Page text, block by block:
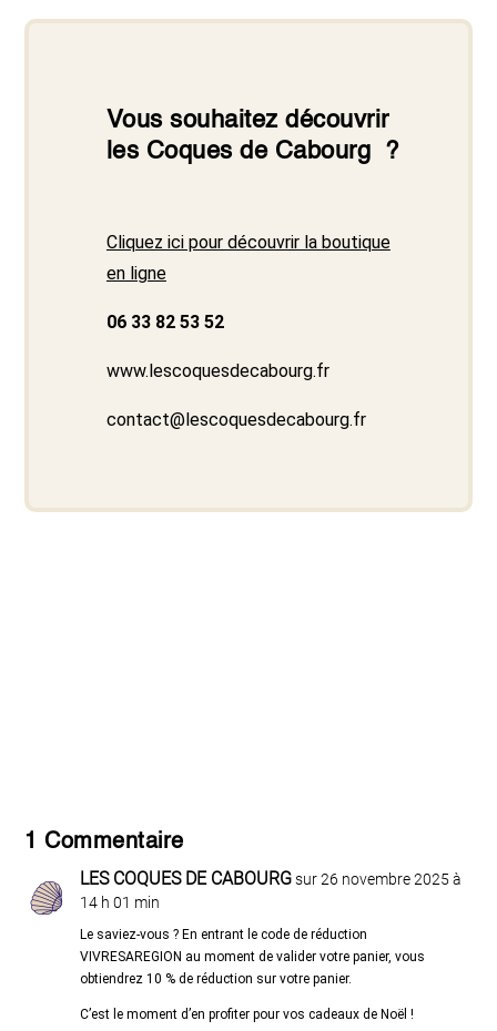
Vous souhaitez découvrir
les Coques de Cabourg ?
Cliquez ici pour découvrir la boutique
en ligne
06 33 82 53 52
www.lescoquesdecabourg.fr
contact@lescoquesdecabourg.fr
1 Commentaire
LES COQUES DE CABOURG sur 26 novembre 2025 à
14 h 01 min
Le saviez-vous ? En entrant le code de réduction
VIVRESAREGION au moment de valider votre panier, vous
obtiendrez 10 % de réduction sur votre panier.
C’est le moment d’en profiter pour vos cadeaux de Noël !